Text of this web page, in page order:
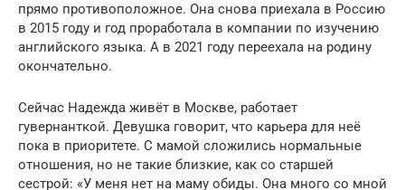
прямо противоположное. Она снова приехала в Россию
в 2015 году и год проработала в компании по изучению
английского языка. А в 2021 году переехала на родину
окончательно.
Сейчас Надежда живёт в Москве, работает
гувернанткой. Девушка говорит, что карьера для неё
пока в приоритете. С мамой сложились нормальные
отношения, но не такие близкие, как со старшей
сестрой: «У меня нет на маму обиды. Она много со мной